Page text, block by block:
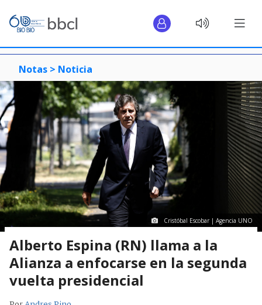
Notas > Noticia
Cristóbal Escobar | Agencia UNO
Alberto Espina (RN) llama a la
Alianza a enfocarse en la segunda
vuelta presidencial